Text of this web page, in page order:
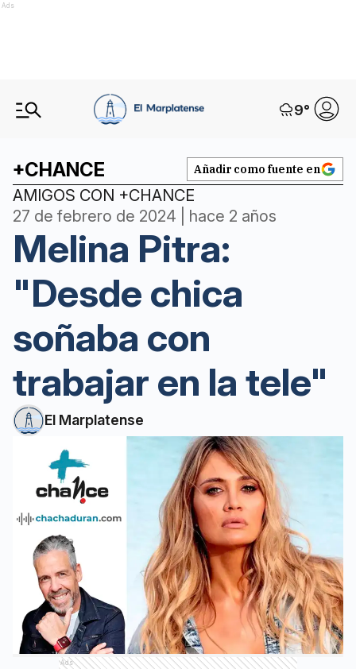
Ads
9°
+CHANCE Añadir como fuente en
AMIGOS CON +CHANCE
27 de febrero de 2024 | hace 2 años
Melina Pitra:
"Desde chica
soñaba con
trabajar en la tele"
El Marplatense
Ads